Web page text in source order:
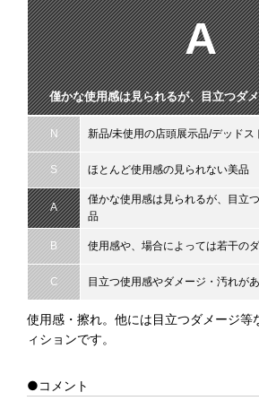
A
僅かな使用感は見られるが、目立つダ
N 新品/未使用の店頭展示品/デッドス
S ほとんど使用感の見られない美品
A
僅かな使用感は見られるが、目立
品
B 使用感や、場合によっては若干の
C 目立つ使用感やダメージ・汚れが
使用感・擦れ。他には目立つダメージ等
ィションです。
●コメント